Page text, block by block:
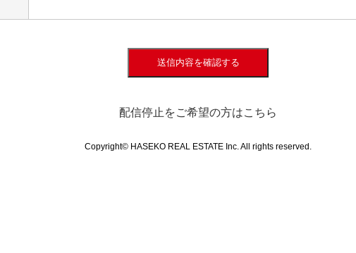
送信内容を確認する
配信停止をご希望の方はこちら
Copyright© HASEKO REAL ESTATE Inc. All rights reserved.